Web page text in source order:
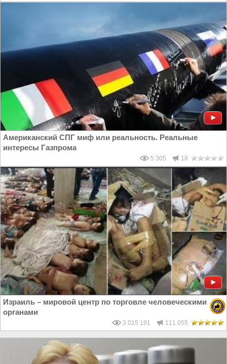
Американский СПГ миф или реальность. Реальные
интересы Газпрома
5 305 18
Израиль – мировой центр по торговле человеческими
органами
3 015 191 111 055